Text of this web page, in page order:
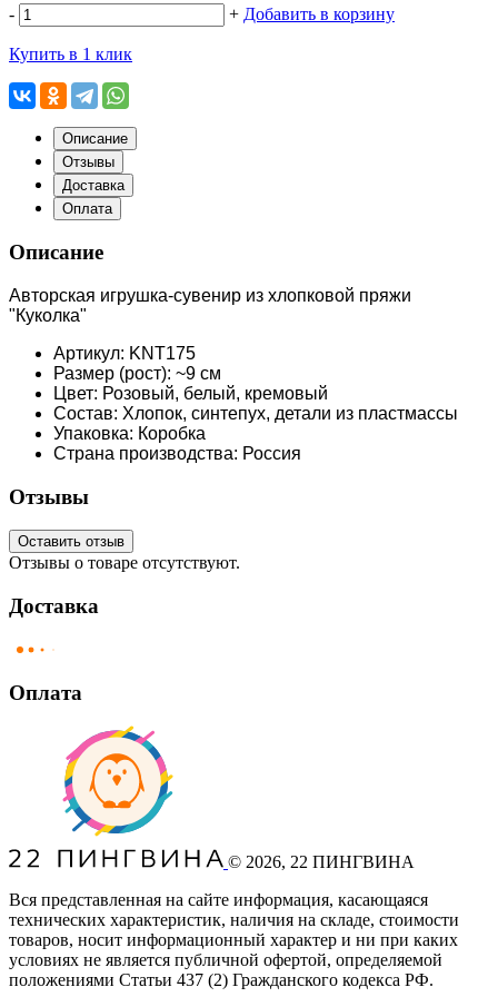
- + Добавить в корзину
Купить в 1 клик
Описание
Отзывы
Доставка
Оплата
Описание
Авторская игрушка-сувенир из хлопковой пряжи
"Куколка"
Артикул: KNT175
Размер (рост): ~9 см
Цвет: Розовый, белый, кремовый
Состав: Хлопок, синтепух, детали из пластмассы
Упаковка: Коробка
Страна производства: Россия
Отзывы
Оставить отзыв
Отзывы о товаре отсутствуют.
Доставка
Оплата
© 2026, 22 ПИНГВИНА
Вся представленная на сайте информация, касающаяся
технических характеристик, наличия на складе, стоимости
товаров, носит информационный характер и ни при каких
условиях не является публичной офертой, определяемой
положениями Статьи 437 (2) Гражданского кодекса РФ.